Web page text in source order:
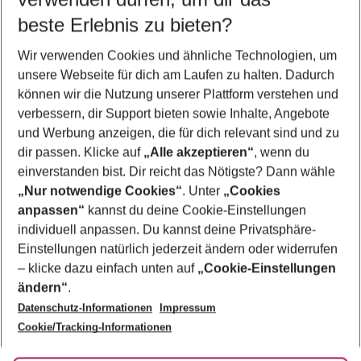
5-8 Nächte
2 Erwachsene Keine Kinder
Mehr Filter anzeigen
Footer
Footer navigation
Über uns
AGB
Bestpreisgarantie
Cookie-Einstellungen ändern
Cookie-Richtlinie
Agenturbetreuung
Barrierefreies Reisen
Folge uns
beste Erlebnis zu bieten?
Wir verwenden Cookies und ähnliche Technologien, um
unsere Webseite für dich am Laufen zu halten. Dadurch
können wir die Nutzung unserer Plattform verstehen und
verbessern, dir Support bieten sowie Inhalte, Angebote
und Werbung anzeigen, die für dich relevant sind und zu
dir passen. Klicke auf „Alle akzeptieren“, wenn du
einverstanden bist. Dir reicht das Nötigste? Dann wähle
„Nur notwendige Cookies“. Unter „Cookies
anpassen“ kannst du deine Cookie-Einstellungen
individuell anpassen. Du kannst deine Privatsphäre-
Einstellungen natürlich jederzeit ändern oder widerrufen
– klicke dazu einfach unten auf „Cookie-Einstellungen
ändern“.
Datenschutz-Informationen
Impressum
Cookie/Tracking-Informationen